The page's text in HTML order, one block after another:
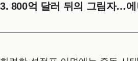
3. 800억 달러 뒤의 그림자…에